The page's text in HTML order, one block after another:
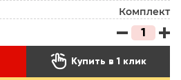
Комплект
 Купить в 1 клик